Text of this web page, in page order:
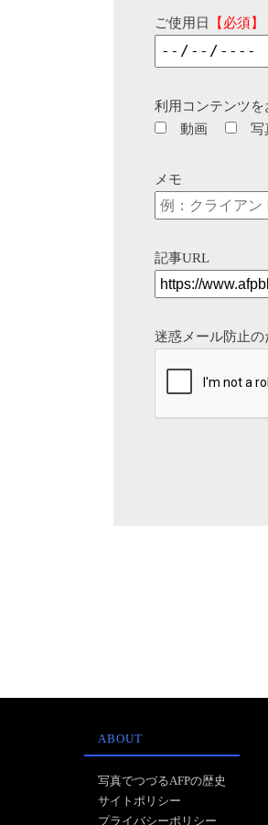
ご使用日 【必須】
利用コンテンツを
動画
写
メモ
記事URL
迷惑メール防止
ABOUT
写真でつづるAFPの歴史
サイトポリシー
プライバシーポリシー